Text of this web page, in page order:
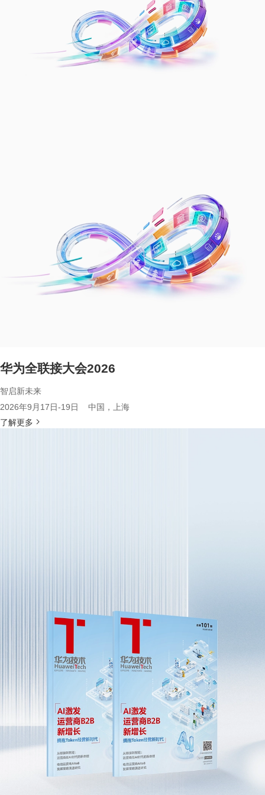
华为全联接大会2026
智启新未来
2026年9月17日-19日 中国，上海
了解更多